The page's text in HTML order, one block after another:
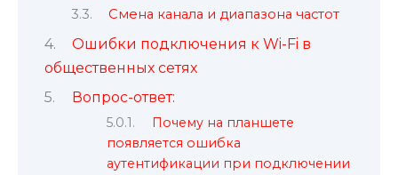
Смена канала и диапазона частот
Ошибки подключения к Wi-Fi в
общественных сетях
Вопрос-ответ:
Почему на планшете
появляется ошибка
аутентификации при подключении